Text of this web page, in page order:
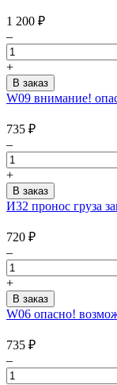
1 200 ₽
–
+
W09 внимание!
735 ₽
–
+
И32 пронос груза
720 ₽
–
+
W06 опасно!
735 ₽
–